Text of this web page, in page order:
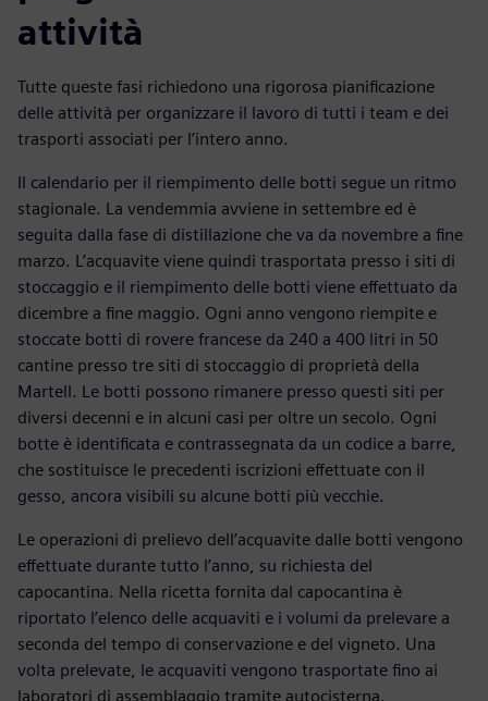
attività
Tutte queste fasi richiedono una rigorosa pianificazione
delle attività per organizzare il lavoro di tutti i team e dei
trasporti associati per l’intero anno.
Il calendario per il riempimento delle botti segue un ritmo
stagionale. La vendemmia avviene in settembre ed è
seguita dalla fase di distillazione che va da novembre a fine
marzo. L’acquavite viene quindi trasportata presso i siti di
stoccaggio e il riempimento delle botti viene effettuato da
dicembre a fine maggio. Ogni anno vengono riempite e
stoccate botti di rovere francese da 240 a 400 litri in 50
cantine presso tre siti di stoccaggio di proprietà della
Martell. Le botti possono rimanere presso questi siti per
diversi decenni e in alcuni casi per oltre un secolo. Ogni
botte è identificata e contrassegnata da un codice a barre,
che sostituisce le precedenti iscrizioni effettuate con il
gesso, ancora visibili su alcune botti più vecchie.
Le operazioni di prelievo dell’acquavite dalle botti vengono
effettuate durante tutto l’anno, su richiesta del
capocantina. Nella ricetta fornita dal capocantina è
riportato l’elenco delle acquaviti e i volumi da prelevare a
seconda del tempo di conservazione e del vigneto. Una
volta prelevate, le acquaviti vengono trasportate fino ai
laboratori di assemblaggio tramite autocisterna.